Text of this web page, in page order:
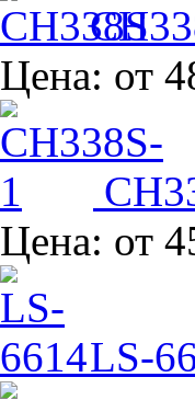
Цена: от
Цена: от
LS-